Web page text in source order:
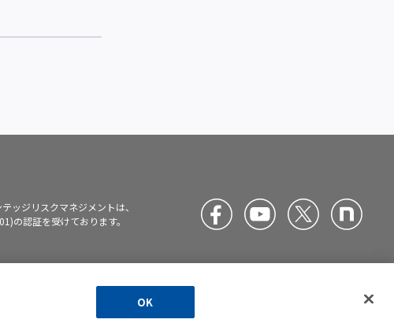
ッジリスクマネジメントは、
の認証を受けております。
料職業紹介に関する情報 ハラスメント防止
の対応方針
OK